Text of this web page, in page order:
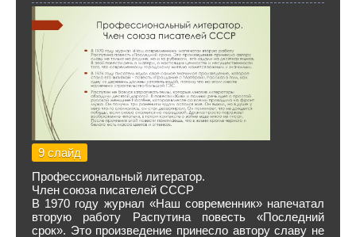
9 слайд
Профессиональный литератор.
Член союза писателей СССР
В 1970 году журнал «Наш современник» напечатал
вторую работу Распутина повесть «Последний
срок». Это произведение принесло автору славу не